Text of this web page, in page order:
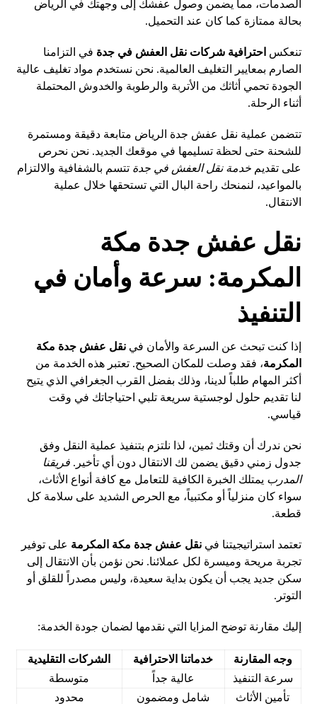
الصدمات، مما يضمن وصول عفشك إلى وجهتك في الرياض
بحالة ممتازة كما كان عند التحميل.
تنعكس احترافية شركات نقل العفش في جدة في التزامنا
الصارم بمعايير التغليف العالمية. نحن نستخدم مواد تغليف عالية
الجودة تحمي أثاثك من الأتربة والرطوبة والخدوش المحتملة
أثناء الرحلة.
تتضمن عملية نقل عفش جدة الرياض متابعة دقيقة ومستمرة
للشحنة حتى لحظة تسليمها في موقعك الجديد. نحن نحرص
على تقديمخدمة نقل العفش في جدة تتسم بالشفافية والالتزام
بالمواعيد، لنمنحك راحة البال التي تستحقها خلال عملية
الانتقال.
نقل عفش جدة مكة
المكرمة: سرعة وأمان في
التنفيذ
إذا كنت تبحث عن السرعة والأمان فينقل عفش جدة مكة
المكرمة، فقد وصلت للمكان الصحيح. تعتبر هذه الخدمة من
أكثر المهام طلباً لدينا، وذلك بفضل القرب الجغرافي الذي يتيح
لنا تقديم حلول لوجستية سريعة تلبي احتياجاتك في وقت
قياسي.
نحن ندرك أن وقتك ثمين، لذا نلتزم بتنفيذ عملية النقل وفق
جدول زمني دقيق يضمن لك الانتقال دون أي تأخير.فريقنا
المدرب يمتلك الخبرة الكافية للتعامل مع كافة أنواع الأثاث،
سواء كان منزلياً أو مكتبياً، مع الحرص الشديد على سلامة كل
قطعة.
تعتمد استراتيجيتنا فينقل عفش جدة مكة المكرمة على توفير
تجربة مريحة وميسرة لكل عملائنا. نحن نؤمن بأن الانتقال إلى
سكن جديد يجب أن يكون بداية سعيدة، وليس مصدراً للقلق أو
التوتر.
إليك مقارنة توضح المزايا التي نقدمها لضمان جودة الخدمة:
وجه المقارنة خدماتنا الاحترافية
الشركات التقليدية
سرعة التنفيذ
عالية جداً
متوسطة
تأمين الأثاث
شامل ومضمون
محدود